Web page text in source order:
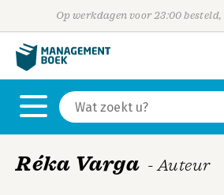
Op werkdagen voor 23:00
Réka Varga - Auteur